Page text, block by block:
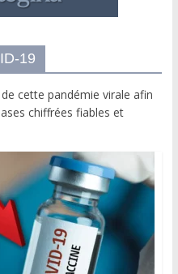
19
cette pandémie virale afin
chiffrées fiables et